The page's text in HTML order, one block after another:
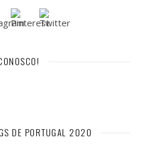
DE PORTUGAL 2020